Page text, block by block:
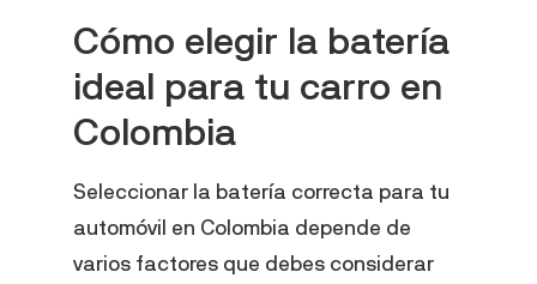
Cómo elegir la batería
ideal para tu carro en
Colombia
Seleccionar la batería correcta para tu
automóvil en Colombia depende de
varios factores que debes considerar